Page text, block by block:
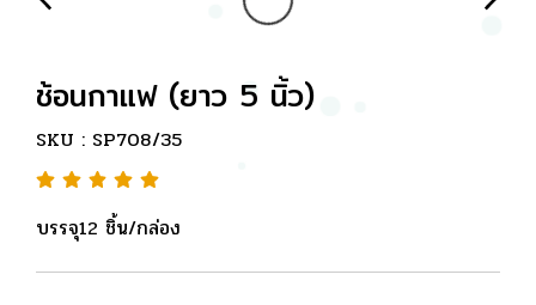
ช้อนกาแฟ (ยาว 5 นิ้ว)
SKU : SP708/35
บรรจุ12 ชิ้น/กล่อง